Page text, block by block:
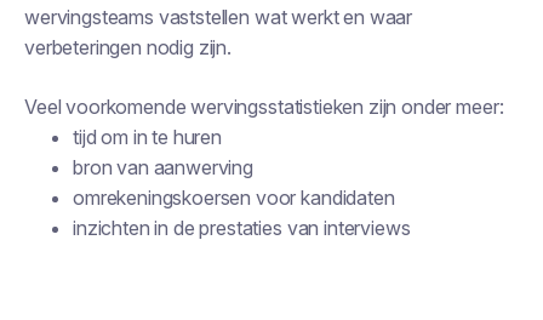
wervingsteams vaststellen wat werkt en waar
verbeteringen nodig zijn.
Veel voorkomende wervingsstatistieken zijn onder meer:
tijd om in te huren
bron van aanwerving
omrekeningskoersen voor kandidaten
inzichten in de prestaties van interviews